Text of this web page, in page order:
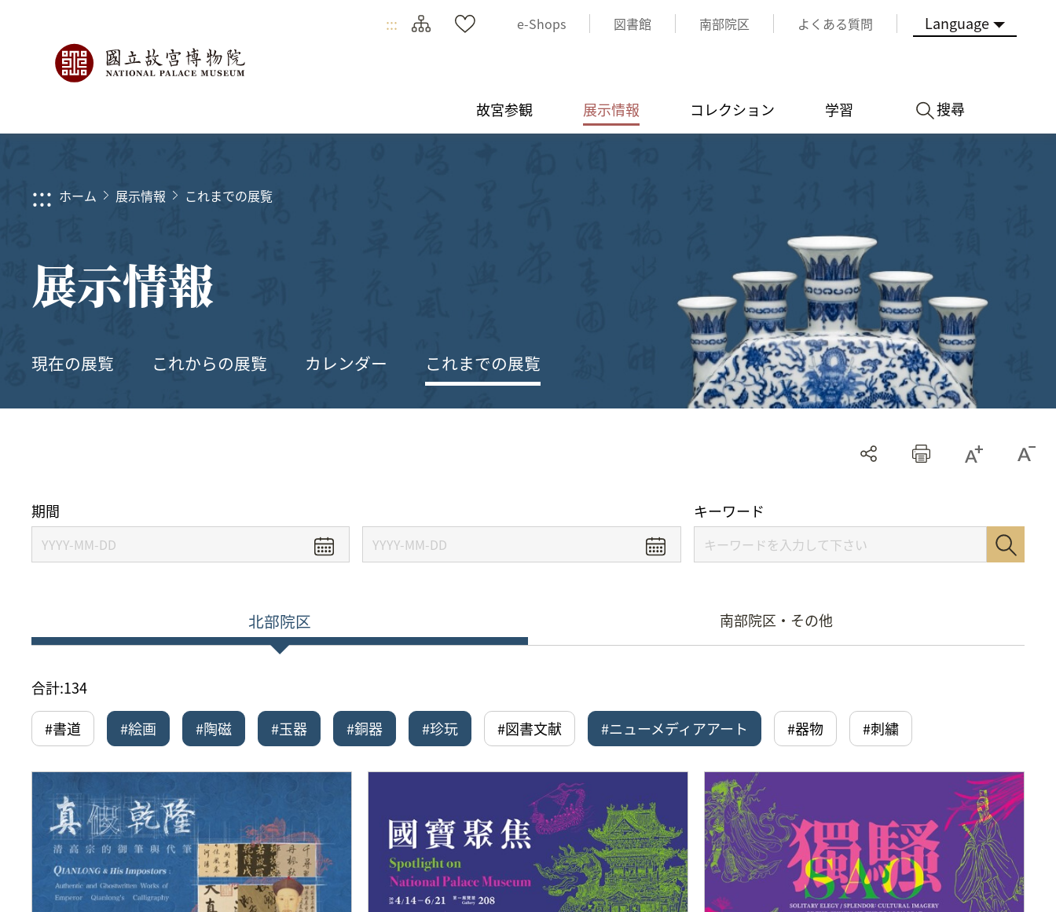
::: e-Shops 図書館 南部院区 よくある質問 Language
故宮参観 展示情報 コレクション 学習 搜尋
::: ホーム 展示情報 これまでの展覧
展示情報
現在の展覧 これからの展覧 カレンダー これまでの展覧
期間 キーワード
北部院区 南部院区・その他
合計:134
#書道
#絵画 #陶磁 #玉器 #銅器 #珍玩 #図書文献 #ニューメディアアート #器物 #刺繍